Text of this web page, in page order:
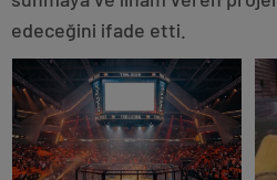
edeceğini ifade etti.